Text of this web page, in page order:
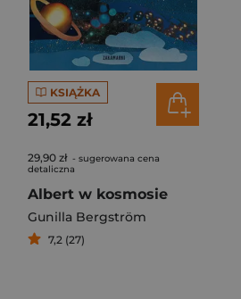
KSIĄŻKA
21,52 zł
29,90 zł - sugerowana cena
detaliczna
Albert w kosmosie
Gunilla Bergström
7,2 (27)